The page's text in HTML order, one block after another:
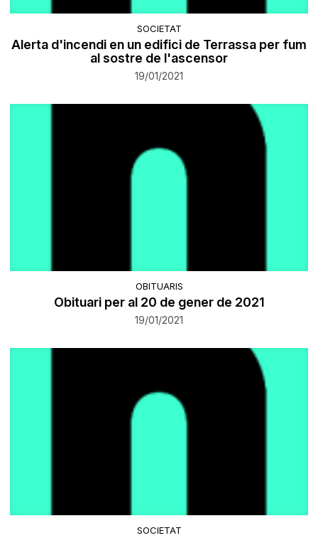
SOCIETAT
Alerta d'incendi en un edifici de Terrassa per fum
al sostre de l'ascensor
19/01/2021
OBITUARIS
Obituari per al 20 de gener de 2021
19/01/2021
SOCIETAT